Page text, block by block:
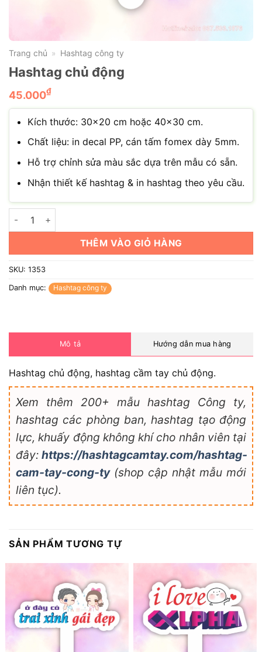
Trang chủ » Hashtag công ty
Hashtag chủ động
45.000₫
Kích thước: 30×20 cm hoặc 40×30 cm.
Chất liệu: in decal PP, cán tấm fomex dày 5mm.
Hỗ trợ chỉnh sửa màu sắc dựa trên mẫu có sẵn.
Nhận thiết kế hashtag & in hashtag theo yêu cầu.
Hashtag chủ động số lượng
THÊM VÀO GIỎ HÀNG
SKU: 1353
Danh mục: Hashtag công ty
Mô tả Hướng dẫn mua hàng
Hashtag chủ động, hashtag cầm tay chủ động.
Xem thêm 200+ mẫu hashtag Công ty,
hashtag các phòng ban, hashtag tạo động
lực, khuấy động không khí cho nhân viên tại
đây: https://hashtagcamtay.com/hashtag-
cam-tay-cong-ty(shop cập nhật mẫu mới
liên tục).
SẢN PHẨM TƯƠNG TỰ